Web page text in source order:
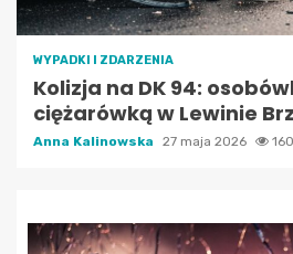
WYPADKI I ZDARZENIA
Kolizja na DK 94:
ciężarówką w Lewinie
Anna Kalinowska 27 maja 2026 160